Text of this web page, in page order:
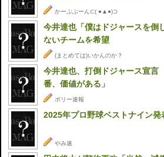
かーぷぶーん⊂( ●▲●)⊃
今井達也「僕はドジャースを倒
ないチームを希望
(まとめては)いかんのか？
今井達也、打倒ドジャース宣言
番、価値がある」
ポリー速報
2025年プロ野球ベストナイン
やみ速